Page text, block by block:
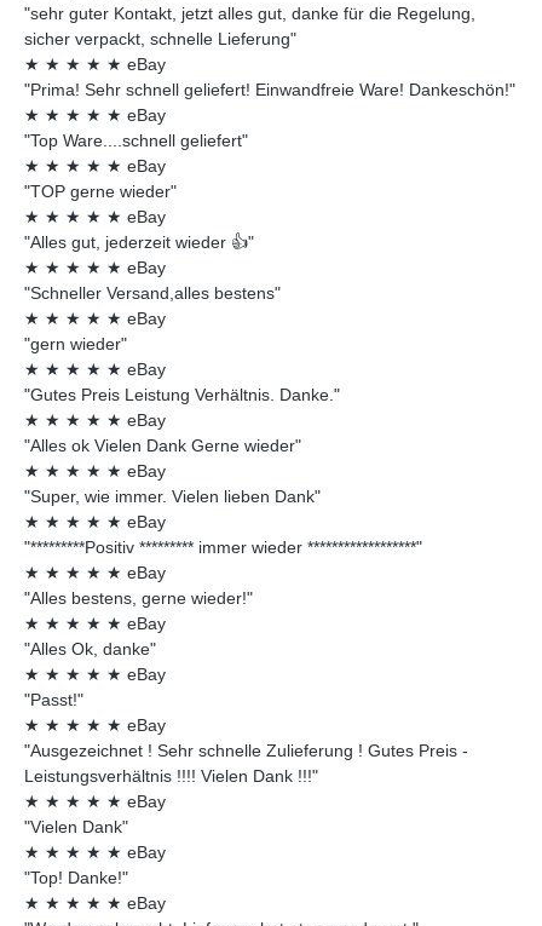
"sehr guter Kontakt, jetzt alles gut, danke für die Regelung,
sicher verpackt, schnelle Lieferung"
★ ★ ★ ★ ★ eBay
"Prima! Sehr schnell geliefert! Einwandfreie Ware! Dankeschön!"
★ ★ ★ ★ ★ eBay
"Top Ware....schnell geliefert"
★ ★ ★ ★ ★ eBay
"TOP gerne wieder"
★ ★ ★ ★ ★ eBay
"Alles gut, jederzeit wieder 👍"
★ ★ ★ ★ ★ eBay
"Schneller Versand,alles bestens"
★ ★ ★ ★ ★ eBay
"gern wieder"
★ ★ ★ ★ ★ eBay
"Gutes Preis Leistung Verhältnis. Danke."
★ ★ ★ ★ ★ eBay
"Alles ok Vielen Dank Gerne wieder"
★ ★ ★ ★ ★ eBay
"Super, wie immer. Vielen lieben Dank"
★ ★ ★ ★ ★ eBay
"*********Positiv ********* immer wieder ******************"
★ ★ ★ ★ ★ eBay
"Alles bestens, gerne wieder!"
★ ★ ★ ★ ★ eBay
"Alles Ok, danke"
★ ★ ★ ★ ★ eBay
"Passt!"
★ ★ ★ ★ ★ eBay
"Ausgezeichnet ! Sehr schnelle Zulieferung ! Gutes Preis -
Leistungsverhältnis !!!! Vielen Dank !!!"
★ ★ ★ ★ ★ eBay
"Vielen Dank"
★ ★ ★ ★ ★ eBay
"Top! Danke!"
★ ★ ★ ★ ★ eBay